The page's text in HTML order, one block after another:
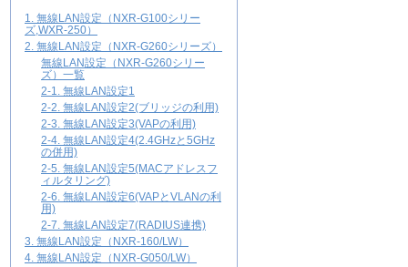
1. 無線LAN設定（NXR-G100シリー
ズ,WXR-250）
2. 無線LAN設定（NXR-G260シリーズ）
無線LAN設定（NXR-G260シリー
ズ）一覧
2-1. 無線LAN設定1
2-2. 無線LAN設定2(ブリッジの利用)
2-3. 無線LAN設定3(VAPの利用)
2-4. 無線LAN設定4(2.4GHzと5GHz
の併用)
2-5. 無線LAN設定5(MACアドレスフ
ィルタリング)
2-6. 無線LAN設定6(VAPとVLANの利
用)
2-7. 無線LAN設定7(RADIUS連携)
3. 無線LAN設定（NXR-160/LW）
4. 無線LAN設定（NXR-G050/LW）